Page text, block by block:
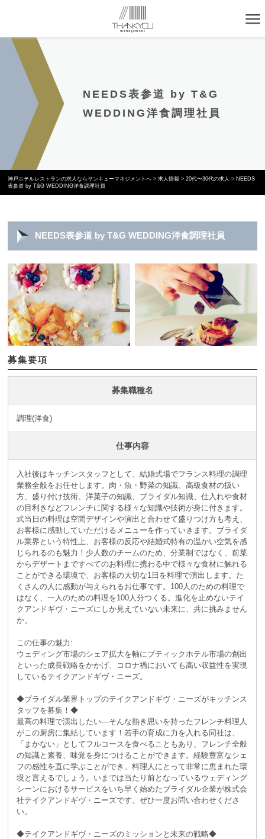
NEEDS表参道 by T&G
WEDDING洋食調理社員
神戸ホテルレストランの求人ならサンキューマネジメントへ >求人情報 >20代〜30代の求人 > NEEDS
表参道 by T&G WEDDING洋食調理社員
NEEDS表参道 by T&G WEDDING洋食調理社員
募集要項
募集職種名
調理(洋食)
仕事内容
入社後はキッチンスタッフとして、結婚式場でフランス料理の調理
業務全般をお任せします。肉・魚・野菜の知識、高級食材の扱い
方、盛り付け技術、洋菓子の知識、ブライダル知識、仕入れや食材
の目利きなどフレンチに関する様々な知識や技術が身に付きます。
式当日の料理は空間デザインや演出と合わせて盛りつけ方も考え、
お客様に感動していただけるメニューを作っていきます。ブライダ
ル業界という特性上、お客様の反応や結婚式特有の温かい空気を感
じられるのも魅力！少人数のチームのため、分業制ではなく、前菜
からデザートまですべてのお料理に携わる中で様々な食材に触れる
ことができる環境で、お客様の大切な1日を料理で演出します。た
くさんの人に感動が与えられるお仕事です。100人のための料理で
はなく、一人のための料理を100人分つくる。進化を止めないテイ
クアンドギヴ・ニーズにしか見えていない未来に、共に挑みません
か。
この仕事の魅力:
ウェディング市場のシェア拡大を軸にブティックホテル市場の創出
といった成長戦略をかかげ、コロナ禍においても高い収益性を実現
しているテイクアンドギヴ・ニーズ。
◆ブライダル業界トップのテイクアンドギヴ・ニーズがキッチンス
タッフを募集！◆
最高の料理で演出したい―そんな熱き思いを持ったフレンチ料理人
がこの厨房に集結しています！若手の育成に力を入れる同社は、
「まかない」としてフルコースを食べることもあり、フレンチ全般
の知識と素養、味覚を身につけることができます。経験豊富なシェ
フの感性を直に学ぶことができ、料理人にとって非常に恵まれた環
境と言えるでしょう。いまでは当たり前となっているウェディング
シーンにおけるサービスをいち早く始めたブライダル企業が株式会
社テイクアンドギヴ・ニーズです。ぜひ一度お問い合わせくださ
い。
◆テイクアンドギヴ・ニーズのミッションと未来の戦略◆